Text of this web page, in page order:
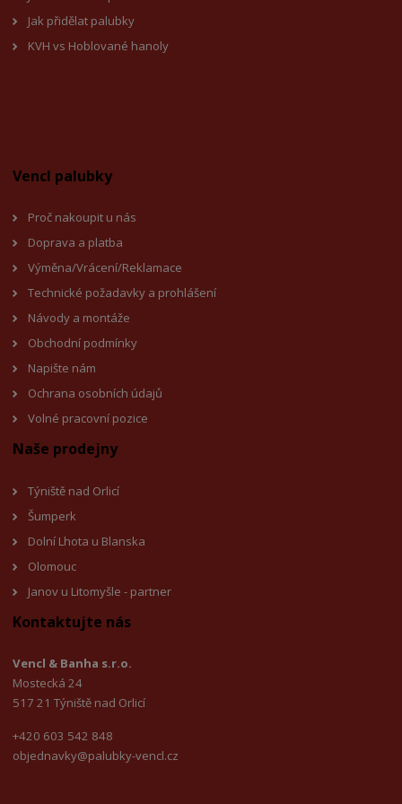
Jak přidělat palubky
KVH vs Hoblované hanoly
Vencl palubky
Proč nakoupit u nás
Doprava a platba
Výměna/Vrácení/Reklamace
Technické požadavky a prohlášení
Návody a montáže
Obchodní podmínky
Napište nám
Ochrana osobních údajů
Volné pracovní pozice
Naše prodejny
Týniště nad Orlicí
Šumperk
Dolní Lhota u Blanska
Olomouc
Janov u Litomyšle - partner
Kontaktujte nás
Vencl & Banha s.r.o.
Mostecká 24
517 21 Týniště nad Orlicí
+420 603 542 848
objednavky@palubky-vencl.cz